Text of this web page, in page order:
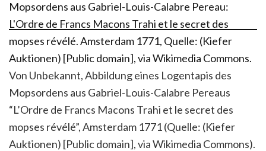
Von Unbekannt, Abbildung eines Logentapis des
Mopsordens aus Gabriel-Louis-Calabre Pereaus
“L’Ordre de Francs Macons Trahi et le secret des
mopses révélé”, Amsterdam 1771 (Quelle: (Kiefer
Auktionen) [Public domain], via Wikimedia Commons).